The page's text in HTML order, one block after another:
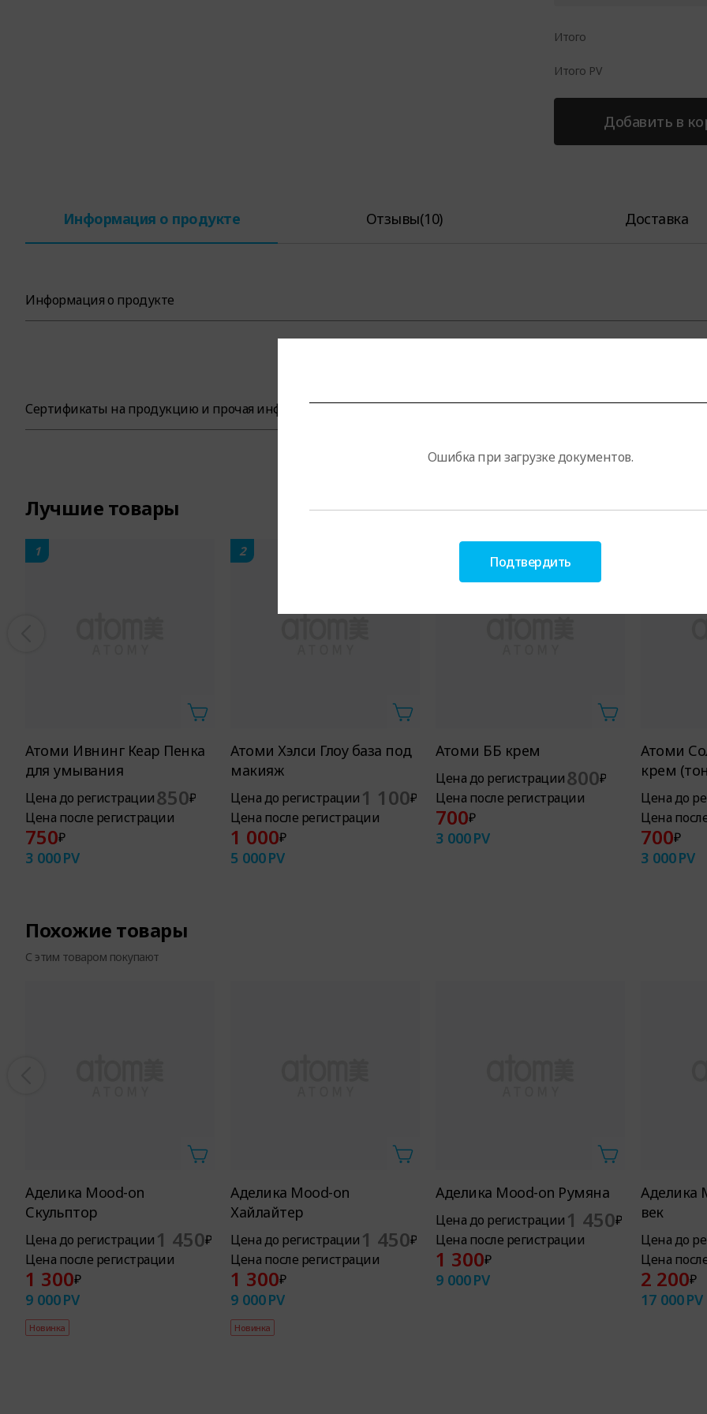
Итого
Итого PV
Добавить в
Информация о продукте Отзывы(10) Доставка
Информация о продукте
Сертификаты на продукцию и прочая информация
Лучшие товары
1
Атоми Ивнинг Кеар Пенка
для умывания
Цена до регистрации850₽
Цена после регистрации
750₽
3 000PV
2
Атоми Хэлси Глоу база под
макияж
Цена до регистрации 1 100₽
Цена после регистрации
1 000₽
5 000PV
Атоми ББ крем
Цена до регистрации800₽
Цена после регистрации
700₽
3 000PV
Атоми
крем
Цена до
Цена
700₽
3 000PV
Похожие товары
С этим товаром покупают
Аделика Mood-on
Скульптор
Цена до регистрации 1 450₽
Цена после регистрации
1 300₽
9 000PV
Новинка
Аделика Mood-on
Хайлайтер
Цена до регистрации 1 450₽
Цена после регистрации
1 300₽
9 000PV
Новинка
Аделика Mood-on Румяна
Цена до регистрации 1 450₽
Цена после регистрации
1 300₽
9 000PV
Аделика
век
Цена до
Цена
2 200₽
17 000PV
Ошибка при загрузке документов.
Подтвердить